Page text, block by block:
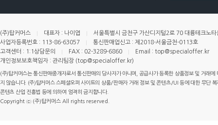
(주)탑커머스 대표자 : 나이엽
서울특별시 금천구 가산디지털2로 70 대륭테크노
사업자등록번호 : 113-86-63057
통신판매업신고 : 제2018-서울금천-0113호
고객센터 : 1:1상담문의
FAX : 02-3289-6860
Email : top@specialoffer.kr
개인정보보호책임자 : 관리팀장 (top@specialoffer.kr)
(주)탑커머스는 통신판매중개자로서 통신판매의 당사자가 아니며, 공급사가 등록한 상품정보 및 거래
지 않습니다. (주)탑커머스 스페셜오퍼 사이트의 상품/판매자 거래 정보 및 콘텐츠/UI 등에 대한 무단
콘텐츠 산업 진흥법 등에 의하여 엄격히 금지합니다.
Copyright ⓒ (주)탑커머스 All rights reserved.